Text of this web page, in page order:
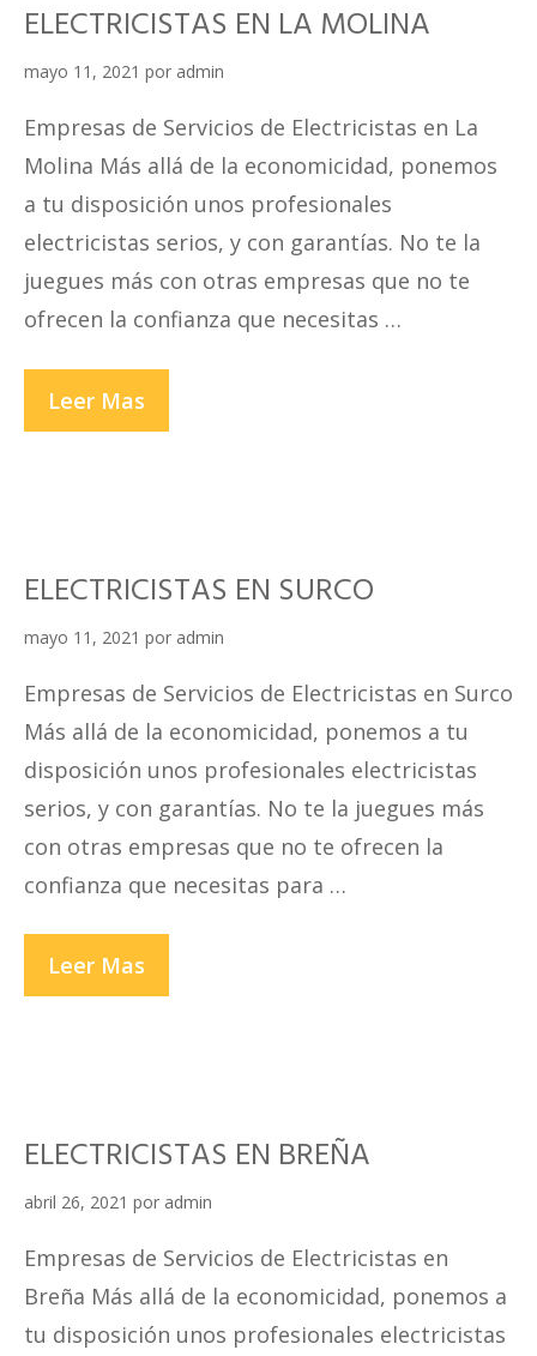
ELECTRICISTAS EN LA MOLINA
mayo 11, 2021 por admin
Empresas de Servicios de Electricistas en La
Molina Más allá de la economicidad, ponemos
a tu disposición unos profesionales
electricistas serios, y con garantías. No te la
juegues más con otras empresas que no te
ofrecen la confianza que necesitas …
Leer Mas
EN
ELECTRICISTAS EN SURCO
mayo 11, 2021 por admin
Empresas de Servicios de Electricistas en Surco
Más allá de la economicidad, ponemos a tu
disposición unos profesionales electricistas
serios, y con garantías. No te la juegues más
con otras empresas que no te ofrecen la
confianza que necesitas para …
Leer Mas
EN
ELECTRICISTAS EN BREÑA
abril 26, 2021 por admin
Empresas de Servicios de Electricistas en
Breña Más allá de la economicidad, ponemos a
tu disposición unos profesionales electricistas